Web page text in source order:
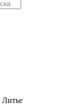
Литье